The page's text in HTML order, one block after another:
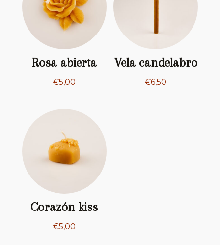
Rosa abierta
€5,00
Vela candelabro
€6,50
Corazón kiss
€5,00